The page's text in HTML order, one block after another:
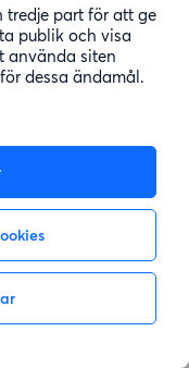
tredje part för att ge
publik och visa
använda siten
dessa ändamål.